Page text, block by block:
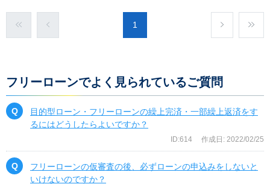
1
フリーローンでよく見られているご質問
目的型ローン・フリーローンの繰上完済・一部繰上返済をす
るにはどうしたらよいですか？
ID:614 作成日: 2022/02/25
フリーローンの仮審査の後、必ずローンの申込みをしないと
いけないのですか？